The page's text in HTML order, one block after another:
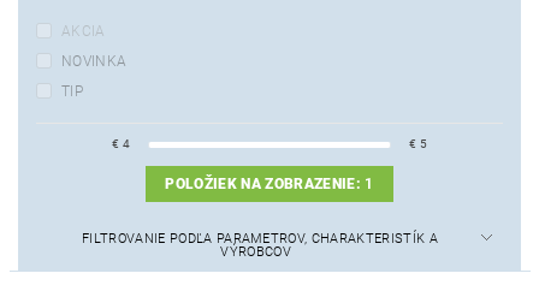
AKCIA
NOVINKA
TIP
€ 4 € 5
POLOŽIEK NA ZOBRAZENIE: 1
FILTROVANIE PODĽA PARAMETROV, CHARAKTERISTÍK A
VÝROBCOV